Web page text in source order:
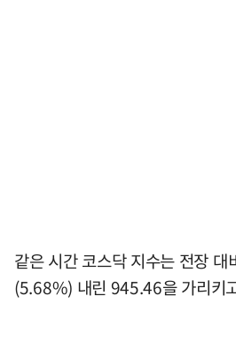
같은 시간 코스닥 지수는 전장
(5.68%) 내린 945.46을 가리키